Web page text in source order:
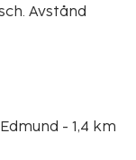
Avstånd
- 1,4 km